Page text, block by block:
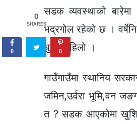
सडक व्यवस्थाको
भद्रगोल रहेको छ ।
धुलो र हिलो ।
गाउँगाउँमा स्थानिय
जमिन,उर्वरा भूमि,वन
त ? सडक आएकोमा खुशि
0
SHARES
0 0